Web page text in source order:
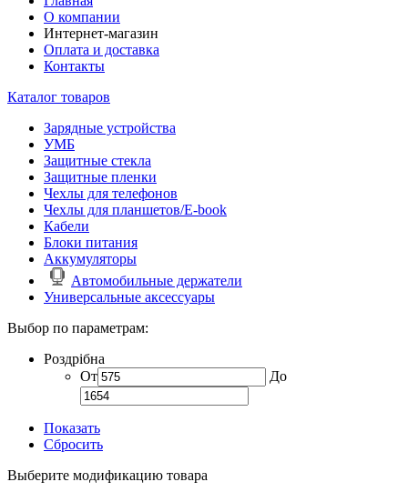
О компании
Интернет-магазин
Оплата и доставка
Контакты
Каталог товаров
Зарядные устройства
УМБ
Защитные стекла
Защитные пленки
Чехлы для телефонов
Чехлы для планшетов/E-book
Кабели
Блоки питания
Аккумуляторы
Автомобильные держатели
Универсальные аксессуары
Выбор по параметрам:
Роздрібна
От
До
Показать
Сбросить
Выберите модификацию товара